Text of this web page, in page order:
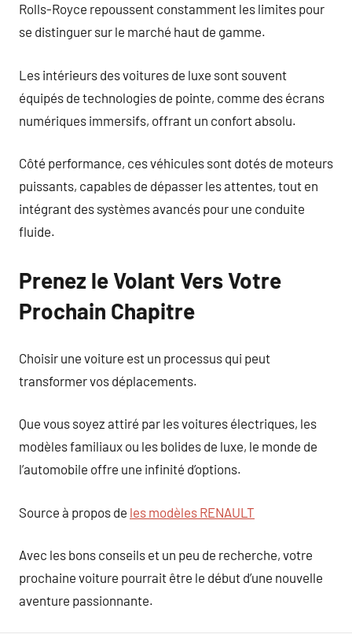
Rolls-Royce repoussent constamment les limites pour
se distinguer sur le marché haut de gamme.
Les intérieurs des voitures de luxe sont souvent
équipés de technologies de pointe, comme des écrans
numériques immersifs, offrant un confort absolu.
Côté performance, ces véhicules sont dotés de moteurs
puissants, capables de dépasser les attentes, tout en
intégrant des systèmes avancés pour une conduite
fluide.
Prenez le Volant Vers Votre
Prochain Chapitre
Choisir une voiture est un processus qui peut
transformer vos déplacements.
Que vous soyez attiré par les voitures électriques, les
modèles familiaux ou les bolides de luxe, le monde de
l’automobile offre une infinité d’options.
Source à propos de les modèles RENAULT
Avec les bons conseils et un peu de recherche, votre
prochaine voiture pourrait être le début d’une nouvelle
aventure passionnante.